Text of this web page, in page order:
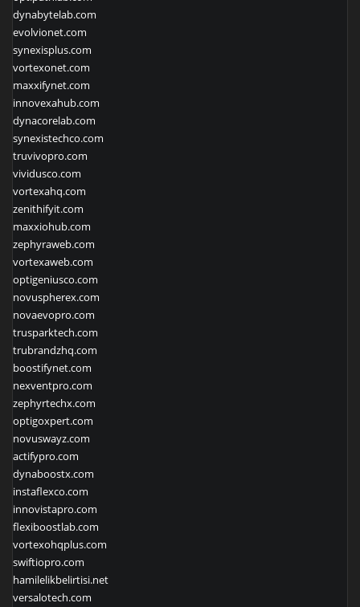
dynabytelab.com
evolvionet.com
synexisplus.com
vortexonet.com
maxxifynet.com
innovexahub.com
dynacorelab.com
synexistechco.com
truvivopro.com
vividusco.com
vortexahq.com
zenithifyit.com
maxxiohub.com
zephyraweb.com
vortexaweb.com
optigeniusco.com
novuspherex.com
novaevopro.com
trusparktech.com
trubrandzhq.com
boostifynet.com
nexventpro.com
zephyrtechx.com
optigoxpert.com
novuswayz.com
actifypro.com
dynaboostx.com
instaflexco.com
innovistapro.com
flexiboostlab.com
vortexohqplus.com
swiftiopro.com
hamilelikbelirtisi.net
versalotech.com